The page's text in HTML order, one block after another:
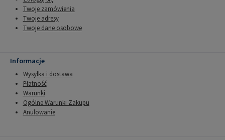
Twoje zamówienia
Twoje adresy
Twoje dane osobowe
Informacje
Wysyłka i dostawa
Płatność
Warunki
Ogólne Warunki Zakupu
Anulowanie